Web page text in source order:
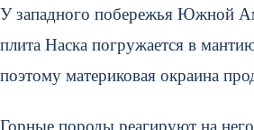
У западного побережья Южной
плита Наска погружается в
поэтому материковая окраина
Горные породы реагируют на